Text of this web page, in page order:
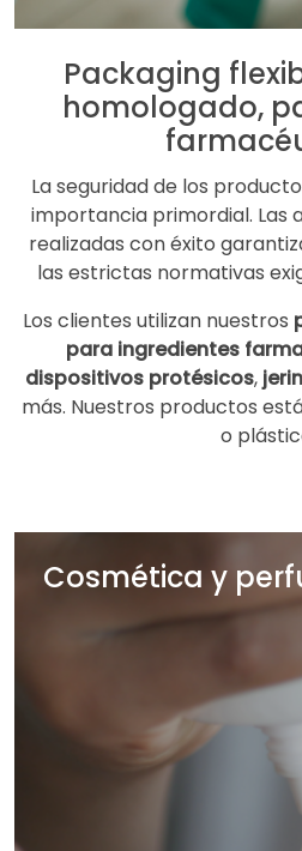
Packaging
homologado,
La seguridad de los
importancia primordial. Las
realizadas con éxito
las estrictas normativas
Los clientes utilizan nuestros
para ingredientes
dispositivos protésicos,
más. Nuestros productos
o
Cosmética y